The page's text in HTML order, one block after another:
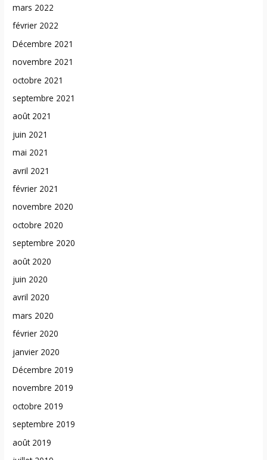
mars 2022
février 2022
Décembre 2021
novembre 2021
octobre 2021
septembre 2021
août 2021
juin 2021
mai 2021
avril 2021
février 2021
novembre 2020
octobre 2020
septembre 2020
août 2020
juin 2020
avril 2020
mars 2020
février 2020
janvier 2020
Décembre 2019
novembre 2019
octobre 2019
septembre 2019
août 2019